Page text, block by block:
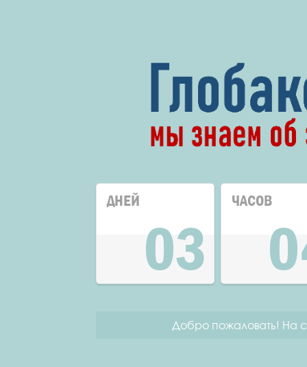
ДНЕЙ
03
ЧАСОВ
Добро пожаловать! На